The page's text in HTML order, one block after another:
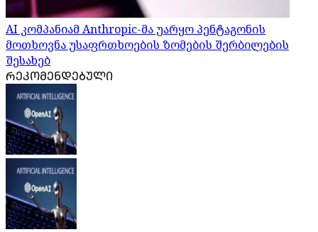
AI კომპანიამ Anthropic-მა უარყო პენტაგონის
მოთხოვნა უსაფრთხოების ზომების შერბილების
შესახებ
ᲠᲔᲙᲝᲛᲔᲜᲓᲔᲑᲣᲚᲘ